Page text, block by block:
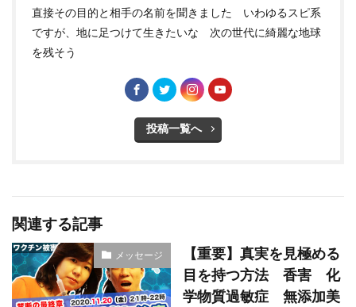
直接その目的と相手の名前を聞きました いわゆるスピ系
ですが、地に足つけて生きたいな 次の世代に綺麗な地球
を残そう
投稿一覧へ
関連する記事
メッセージ
【重要】真実を見極める
目を持つ方法 香害 化
学物質過敏症 無添加美